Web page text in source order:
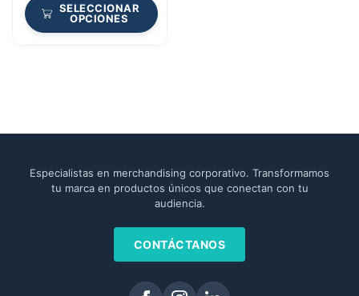
SELECCIONAR
OPCIONES
Especialistas en merchandising corporativo. Transformamos
tu marca en productos únicos que conectan con tu
audiencia.
CONTÁCTANOS